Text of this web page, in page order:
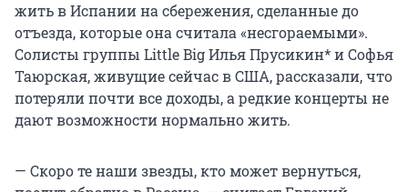
жить в Испании на сбережения, сделанные до
отъезда, которые она считала «несгораемыми».
Солисты группы Little Big Илья Прусикин* и Софья
Таюрская, живущие сейчас в США, рассказали, что
потеряли почти все доходы, а редкие концерты не
дают возможности нормально жить.
— Скоро те наши звезды, кто может вернуться,